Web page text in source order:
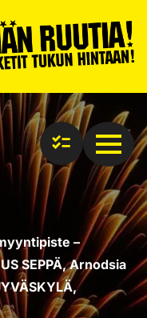
–
SEPPÄ, Arnodsia